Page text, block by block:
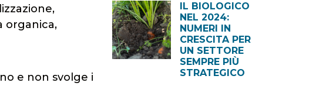
organica,
e non svolge i
IL BIOLOGICO
NEL 2024:
NUMERI IN
CRESCITA PER
UN SETTORE
SEMPRE PIÙ
STRATEGICO